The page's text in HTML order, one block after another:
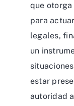
que otorga
para
legales,
un
estar
autoridad